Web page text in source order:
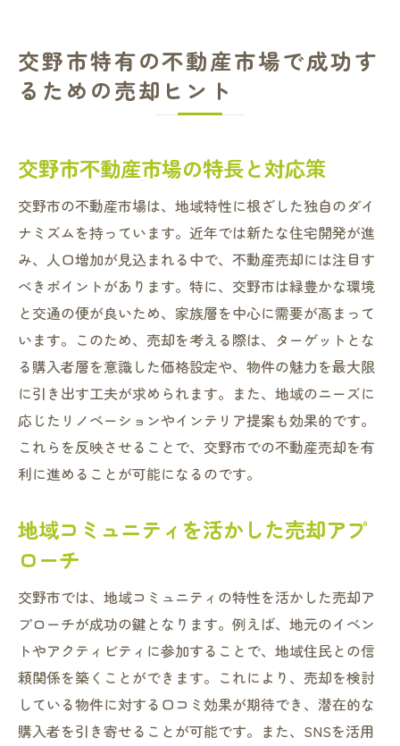
交野市特有の不動産市場で成功す
るための売却ヒント
交野市不動産市場の特長と対応策
交野市の不動産市場は、地域特性に根ざした独自のダイ
ナミズムを持っています。近年では新たな住宅開発が進
み、人口増加が見込まれる中で、不動産売却には注目す
べきポイントがあります。特に、交野市は緑豊かな環境
と交通の便が良いため、家族層を中心に需要が高まって
います。このため、売却を考える際は、ターゲットとな
る購入者層を意識した価格設定や、物件の魅力を最大限
に引き出す工夫が求められます。また、地域のニーズに
応じたリノベーションやインテリア提案も効果的です。
これらを反映させることで、交野市での不動産売却を有
利に進めることが可能になるのです。
地域コミュニティを活かした売却アプ
ローチ
交野市では、地域コミュニティの特性を活かした売却ア
プローチが成功の鍵となります。例えば、地元のイベン
トやアクティビティに参加することで、地域住民との信
頼関係を築くことができます。これにより、売却を検討
している物件に対する口コミ効果が期待でき、潜在的な
購入者を引き寄せることが可能です。また、SNSを活用